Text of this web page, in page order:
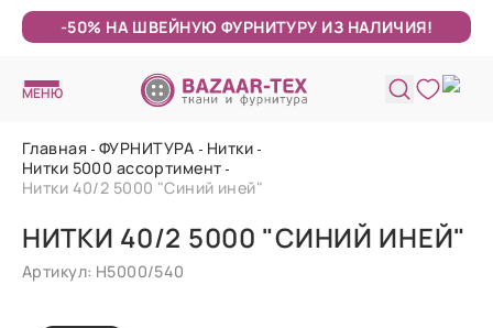
-50% НА ШВЕЙНУЮ ФУРНИТУРУ ИЗ НАЛИЧИЯ!
МЕНЮ
Главная ФУРНИТУРА
Нитки
Нитки 5000 ассортимент
Нитки 40/2 5000 "Синий иней"
НИТКИ 40/2 5000 "СИНИЙ ИНЕЙ"
Артикул: Н5000/540